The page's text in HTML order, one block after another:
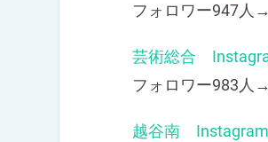
フォロワー947人
芸術総合
フォロワー983人
越谷南 Instagram